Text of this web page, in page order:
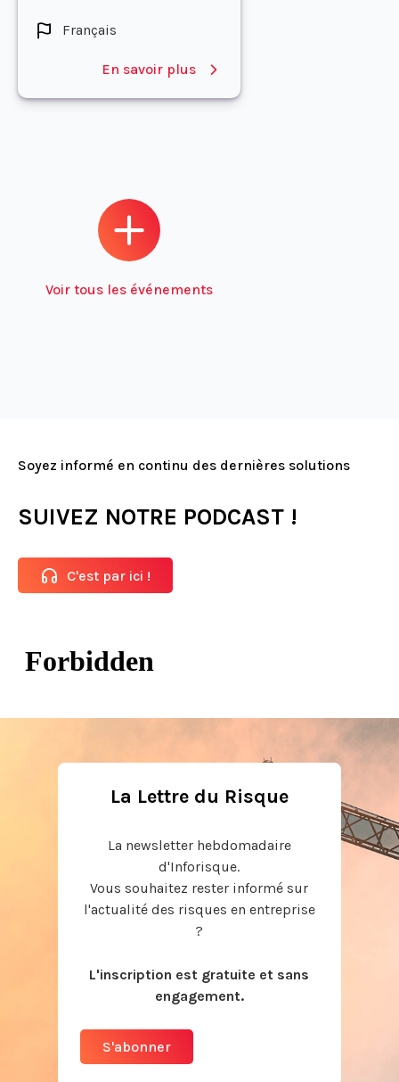
Français
En savoir plus
Voir tous les événements
Soyez informé en continu des dernières solutions
SUIVEZ NOTRE PODCAST !
C'est par ici !
La Lettre du Risque
La newsletter hebdomadaire
d'Inforisque.
Vous souhaitez rester informé sur
l'actualité des risques en entreprise
?
L'inscription est gratuite et sans
engagement.
S'abonner